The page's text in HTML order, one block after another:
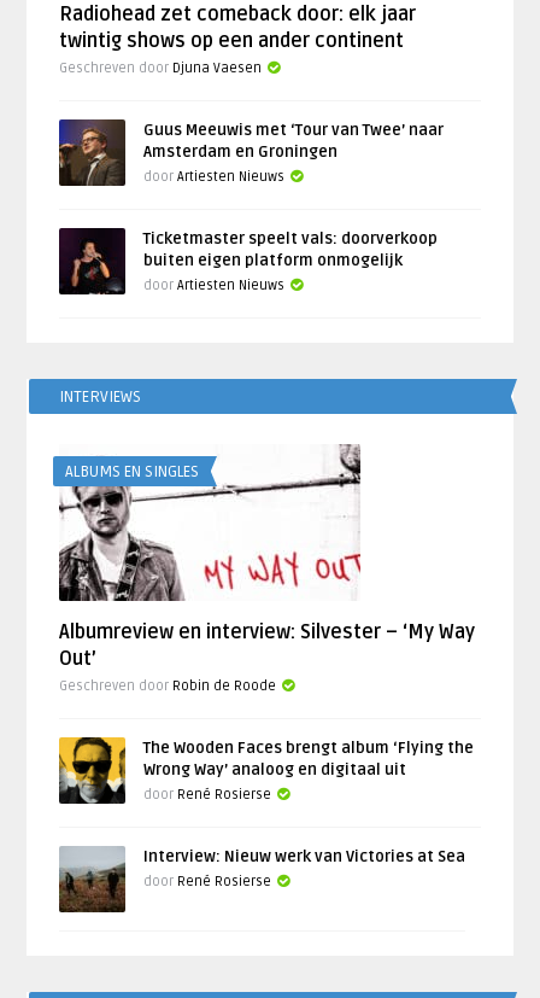
Radiohead zet comeback door: elk jaar
twintig shows op een ander continent
Geschreven door Djuna Vaesen
Guus Meeuwis met ‘Tour van Twee’ naar
Amsterdam en Groningen
doorArtiesten Nieuws
Ticketmaster speelt vals: doorverkoop
buiten eigen platform onmogelijk
doorArtiesten Nieuws
INTERVIEWS
ALBUMS EN SINGLES
Albumreview en interview: Silvester – ‘My Way
Out’
Geschreven door Robin de Roode
The Wooden Faces brengt album ‘Flying the
Wrong Way’ analoog en digitaal uit
door René Rosierse
Interview: Nieuw werk van Victories at Sea
door René Rosierse